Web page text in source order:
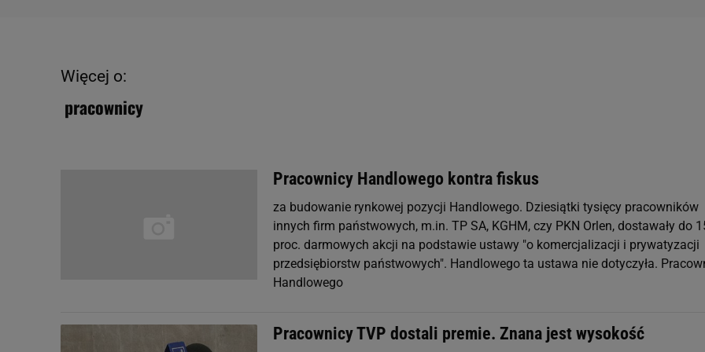
Więcej o:
pracownicy
Pracownicy Handlowego kontra fiskus
za budowanie rynkowej pozycji Handlowego. Dziesiątki tysięcy pracowników
innych firm państwowych, m.in. TP SA, KGHM, czy PKN Orlen, dostawały do
proc. darmowych akcji na podstawie ustawy "o komercjalizacji i prywatyzacji
przedsiębiorstw państwowych". Handlowego ta ustawa nie dotyczyła.
Handlowego
Pracownicy TVP dostali premie. Znana jest wysokość